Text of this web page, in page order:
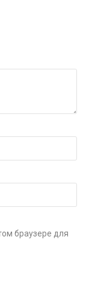
браузере для